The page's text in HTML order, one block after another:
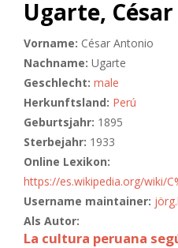
Ugarte,
Vorname: César Antonio
Nachname: Ugarte
Geschlecht: male
Herkunftsland: Perú
Geburtsjahr: 1895
Sterbejahr: 1933
Online Lexikon:
https://es.wikipedia.org/wiki/
Username maintainer:
Als Autor:
La cultura peruana